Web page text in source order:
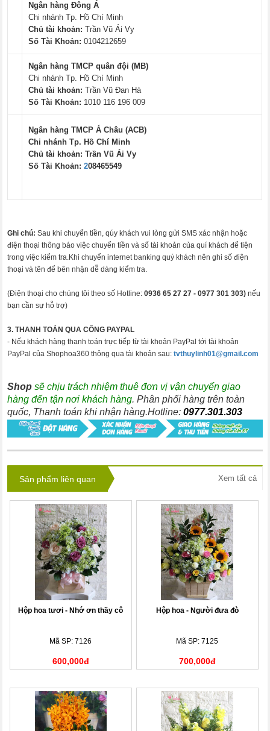
Ngân hàng Đông Á
Chi nhánh Tp. Hồ Chí Minh
Chủ tài khoản: Trần Vũ Ái Vy
Số Tài Khoản: 0104212659
Ngân hàng TMCP quân đội (MB)
Chi nhánh Tp. Hồ Chí Minh
Chủ tài khoản: Trần Vũ Đan Hà
Số Tài Khoản: 1010 116 196 009
Ngân hàng TMCP Á Châu (ACB)
Chi nhánh Tp. Hồ Chí Minh
Chủ tài khoản: Trần Vũ Ái Vy
Số Tài Khoản: 208465549
Ghi chú: Sau khi chuyển tiền, qúy khách vui lòng gửi SMS xác nhận hoặc
điện thoại thông báo việc chuyển tiền và số tài khoản của quí khách để tiện
trong việc kiểm tra.Khi chuyển internet banking quý khách nên ghi số điện
thoại và tên để bên nhận dễ dàng kiểm tra.
(Điện thoại cho chúng tôi theo số Hotline:0936 65 27 27 -0977 301 303) nếu
bạn cần sự hỗ trợ)
3. THANH TOÁN QUA CỔNG PAYPAL
- Nếu khách hàng thanh toán trực tiếp từ tài khoản PayPal tới tài khoản
PayPal của Shophoa360 thông qua tài khoản sau:tvthuylinh01@gmail.com
Shop sẽ chịu trách nhiệm thuê đơn vị vận chuyển giao
hàng đến tận nơi khách hàng. Phân phối hàng trên toàn
quốc, Thanh toán khi nhận hàng.Hotline:0977.301.303
Sản phẩm liên quan Xem tất cả
Hộp hoa tươi - Nhớ ơn thầy cô
Mã SP: 7126
600,000đ
Hộp hoa - Người đưa đò
Mã SP: 7125
700,000đ